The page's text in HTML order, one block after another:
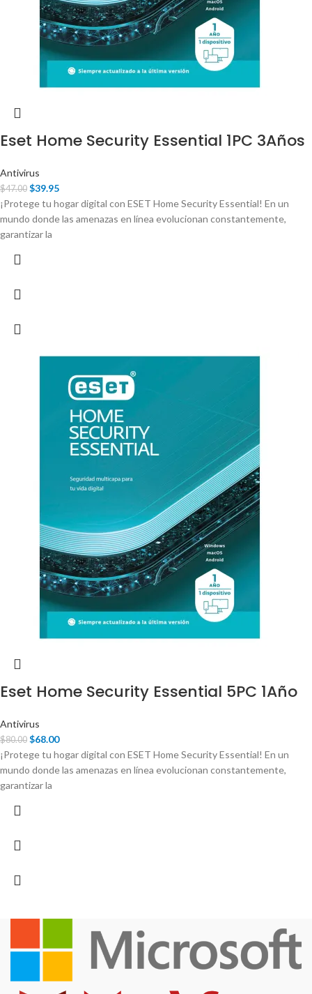
Eset Home Security Essential 1PC 3Años
Antivirus
$47.00 $39.95
¡Protege tu hogar digital con ESET Home Security Essential! En un
mundo donde las amenazas en línea evolucionan constantemente,
garantizar la
Eset Home Security Essential 5PC 1Año
Antivirus
$80.00 $68.00
¡Protege tu hogar digital con ESET Home Security Essential! En un
mundo donde las amenazas en línea evolucionan constantemente,
garantizar la